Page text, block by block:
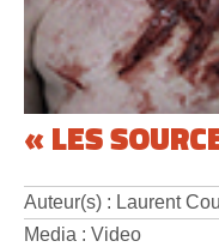
« LES
Auteur(s) : Laurent
Media : Video